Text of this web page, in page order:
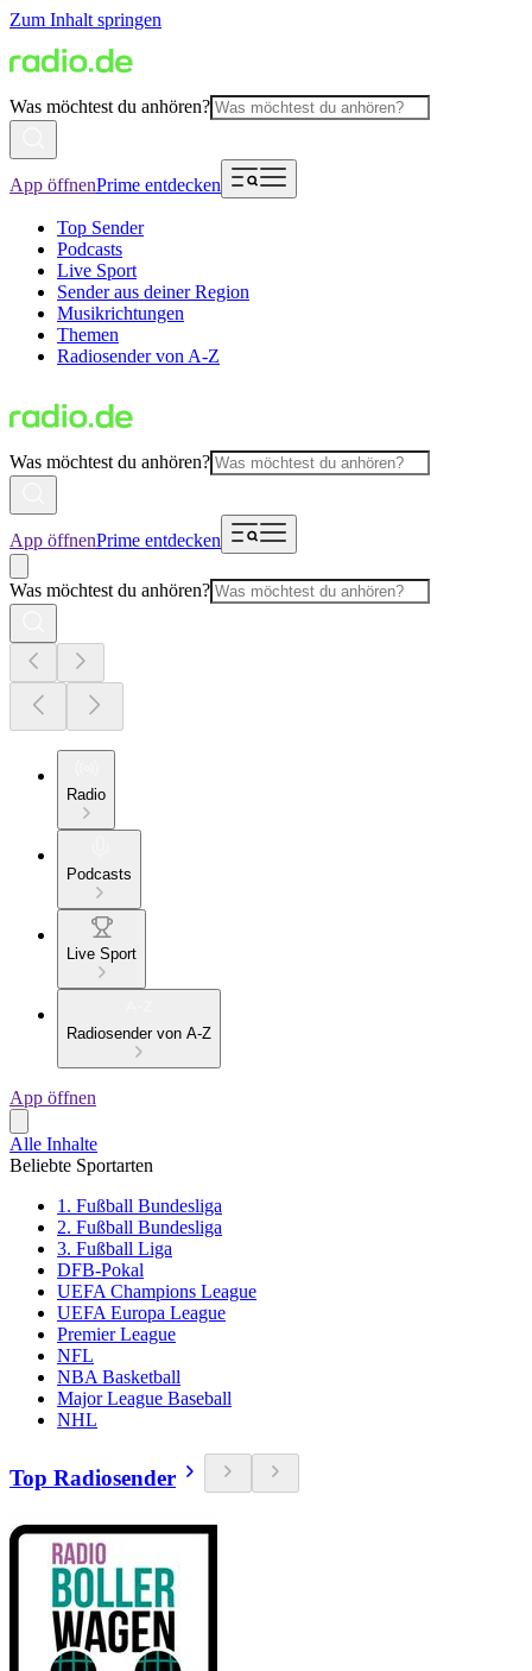
Zum Inhalt springen
Was möchtest du anhören?
App öffnenPrime entdecken
Top Sender
Podcasts
Live Sport
Sender aus deiner Region
Musikrichtungen
Themen
Radiosender von A-Z
Was möchtest du anhören?
App öffnenPrime entdecken
Was möchtest du anhören?
Radio
Podcasts
Live Sport
Radiosender von A-Z
App öffnen
Alle Inhalte
Beliebte Sportarten
1. Fußball Bundesliga
2. Fußball Bundesliga
3. Fußball Liga
DFB-Pokal
UEFA Champions League
UEFA Europa League
Premier League
NFL
NBA Basketball
Major League Baseball
NHL
Top Radiosender